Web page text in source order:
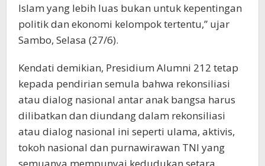
Islam yang lebih luas bukan untuk kepentingan
politik dan ekonomi kelompok tertentu,” ujar
Sambo, Selasa (27/6).
Kendati demikian, Presidium Alumni 212 tetap
kepada pendirian semula bahwa rekonsiliasi
atau dialog nasional antar anak bangsa harus
dilibatkan dan diundang dalam rekonsiliasi
atau dialog nasional ini seperti ulama, aktivis,
tokoh nasional dan purnawirawan TNI yang
semuanya mempunyai kedudukan setara